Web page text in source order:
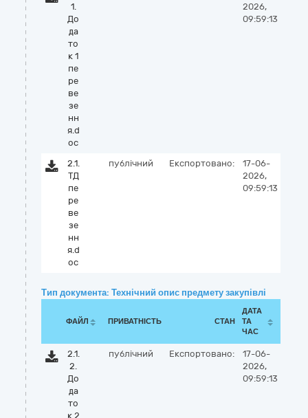
1.
До
да
то
к 1
пе
ре
ве
зе
нн
я.d
oc
2026,
09:59:13
2.1.
ТД
пе
ре
ве
зе
нн
я.d
oc
публічний Експортовано:
17-06-
2026,
09:59:13
Тип документа: Технічний опис предмету закупівлі
ФАЙЛ ПРИВАТНІСТЬ СТАН
ДАТА
ТА
ЧАС
2.1.
2.
До
да
то
к 2
публічний Експортовано:
17-06-
2026,
09:59:13